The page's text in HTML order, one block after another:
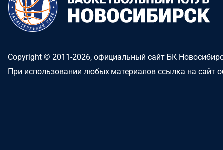
Copyright © 2011-2026, официальный сайт БК
При использовании любых материалов ссылка на сайт